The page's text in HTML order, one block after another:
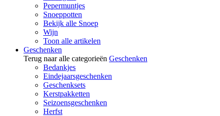
Pepermuntjes
Snoeppotten
Bekijk alle Snoep
Wijn
Toon alle artikelen
Geschenken
Terug naar alle categorieën Geschenken
Bedankjes
Eindejaarsgeschenken
Geschenksets
Kerstpakketten
Seizoensgeschenken
Herfst